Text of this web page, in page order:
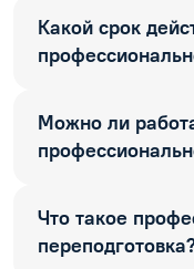
Какой срок
Можно ли
Что такое